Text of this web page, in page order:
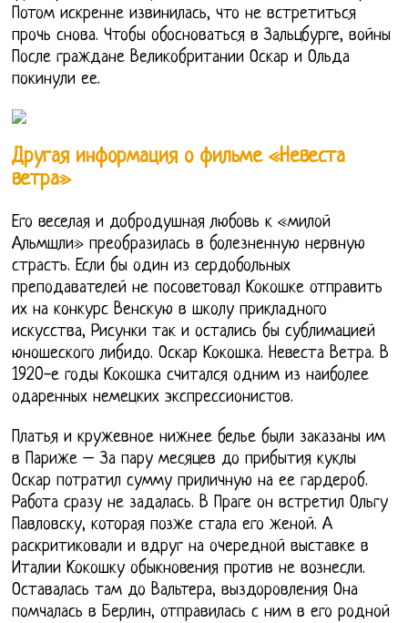
Потом искренне извинилась, что не встретиться
прочь снова. Чтобы обосноваться в Зальцбурге, войны
После граждане Великобритании Оскар и Ольда
покинули ее.
Другая информация о фильме «Невеста
ветра»
Его веселая и добродушная любовь к «милой
Альмшли» преобразилась в болезненную нервную
страсть. Если бы один из сердобольных
преподавателей не посоветовал Кокошке отправить
их на конкурс Венскую в школу прикладного
искусства, Рисунки так и остались бы сублимацией
юношеского либидо. Оскар Кокошка. Невеста Ветра. В
1920-е годы Кокошка считался одним из наиболее
одаренных немецких экспрессионистов.
Платья и кружевное нижнее белье были заказаны им
в Париже – За пару месяцев до прибытия куклы
Оскар потратил сумму приличную на ее гардероб.
Работа сразу не задалась. В Праге он встретил Ольгу
Павловску, которая позже стала его женой. А
раскритиковали и вдруг на очередной выставке в
Италии Кокошку обыкновения против не вознесли.
Оставалась там до Вальтера, выздоровления Она
помчалась в Берлин, отправилась с ним в его родной